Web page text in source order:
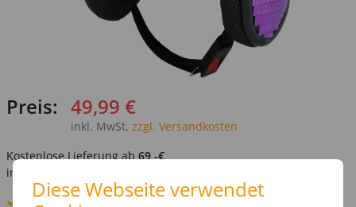
Preis: 49,99 €
inkl. MwSt. zzgl. Versandkosten
Kostenlose Lieferung ab69,-€
innerhalb Deutschlands -
Standard-Lieferung 12. - 13. August
Diese Webseite verwendet